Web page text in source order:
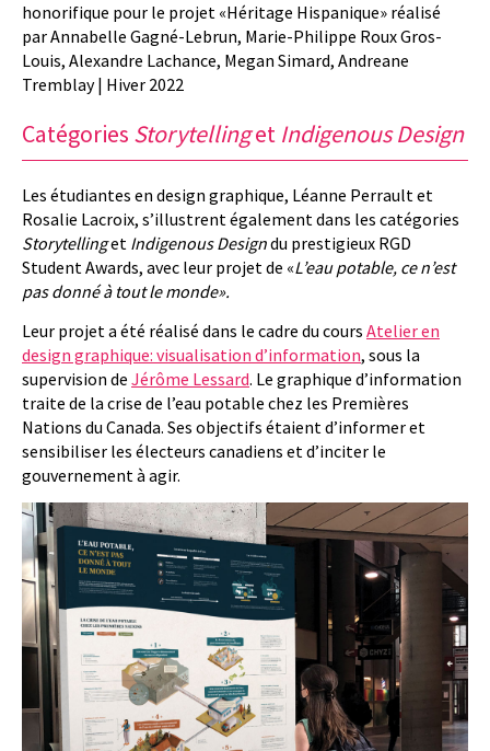
honorifique pour le projet «Héritage Hispanique» réalisé
par Annabelle Gagné-Lebrun, Marie-Philippe Roux Gros-
Louis, Alexandre Lachance, Megan Simard, Andreane
Tremblay | Hiver 2022
Catégories Storytellinget Indigenous Design
Les étudiantes en design graphique, Léanne Perrault et
Rosalie Lacroix, s’illustrent également dans les catégories
Storytellinget Indigenous Designdu prestigieux RGD
Student Awards, avec leur projet de «L’eau potable, ce n’est
pas donné à tout le monde».
Leur projet a été réalisé dans le cadre du cours Atelier en
design graphique: visualisation d’information, sous la
supervision de Jérôme Lessard. Le graphique d’information
traite de la crise de l’eau potable chez les Premières
Nations du Canada. Ses objectifs étaient d’informer et
sensibiliser les électeurs canadiens et d’inciter le
gouvernement à agir.